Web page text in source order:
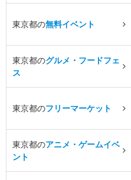
東京都の無料イベント
東京都のグルメ・フードフェ
ス
東京都のフリーマーケット
東京都のアニメ・ゲームイベ
ント